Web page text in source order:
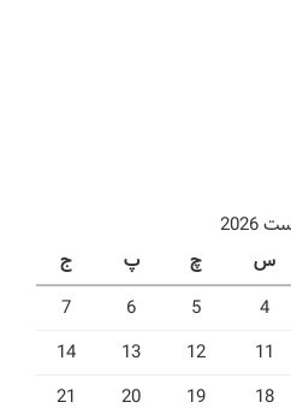
س چ پ
ج
4
5
6
7
11
12
13
14
18
19
20
21